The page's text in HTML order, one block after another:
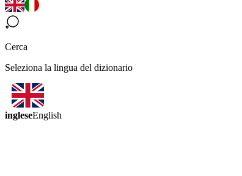
Cerca
Seleziona la lingua del dizionario
ingleseEnglish